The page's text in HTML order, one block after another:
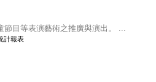
節目等表演藝術之推廣與演出。 ...
計報表